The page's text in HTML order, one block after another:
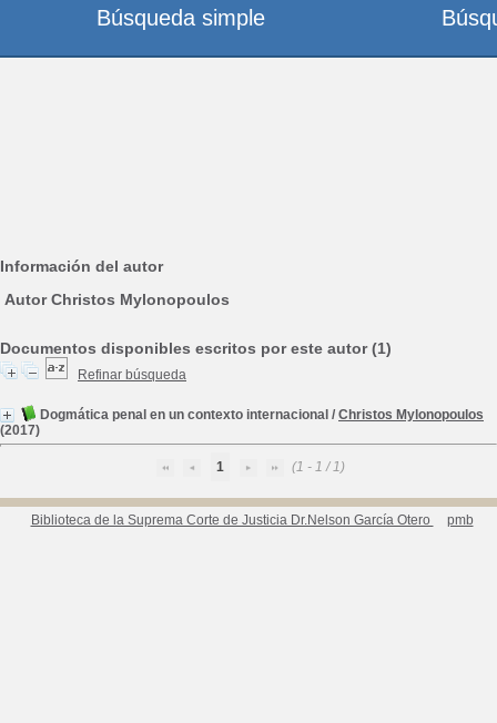
Información del autor
Autor Christos Mylonopoulos
Documentos disponibles escritos por este autor (1)
Refinar búsqueda
Dogmática penal en un contexto internacional / Christos Mylonopoulos
(2017)
1 (1 - 1 / 1)
Biblioteca de la Suprema Corte de Justicia Dr.Nelson García Otero pmb
Búsqueda simple